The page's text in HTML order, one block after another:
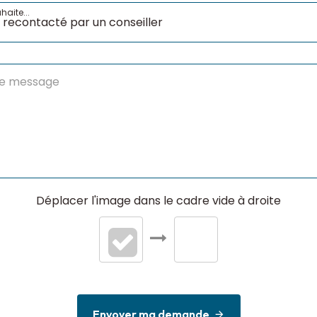
Déplacer l'image dans le cadre vide à droite
Envoyer ma demande